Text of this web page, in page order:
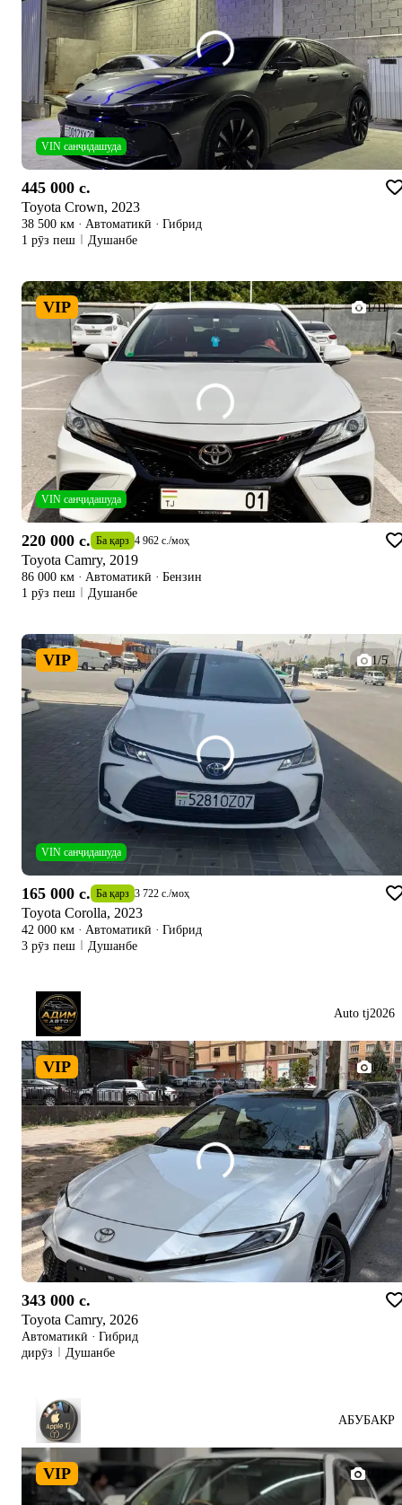
VIN санҷидашуда
445 000 c.
Toyota Crown, 2023
38 500 км · Автоматикӣ · Гибрид
1 рӯз пеш
Душанбе
VIP 1/11
VIN санҷидашуда
220 000 c. Ба қарз 4 962 c./моҳ
Toyota Camry, 2019
86 000 км · Автоматикӣ · Бензин
1 рӯз пеш
Душанбе
VIP 1/5
VIN санҷидашуда
165 000 c. Ба қарз 3 722 c. /моҳ
Toyota Corolla, 2023
42 000 км · Автоматикӣ · Гибрид
3 рӯз пеш
Душанбе
Auto tj2026
VIP 1/6
343 000 c.
Toyota Camry, 2026
Автоматикӣ · Гибрид
дирӯз
Душанбе
АБУБАКР
VIP 1/14